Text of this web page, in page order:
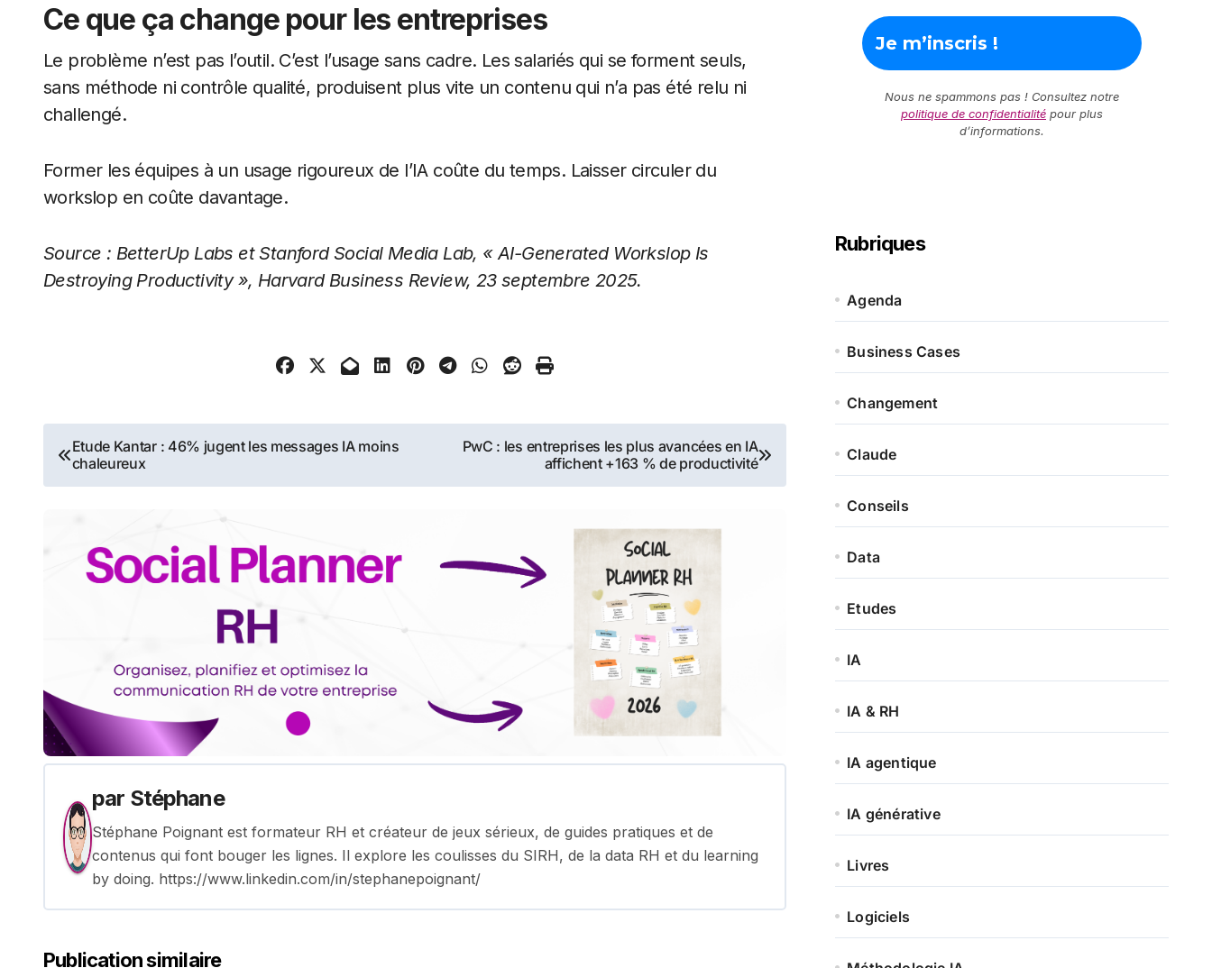
Ce que ça change pour les entreprises
Le problème n’est pas l’outil. C’est l’usage sans cadre. Les salariés qui se forment seuls,
sans méthode ni contrôle qualité, produisent plus vite un contenu qui n’a pas été relu ni
challengé.
Former les équipes à un usage rigoureux de l’IA coûte du temps. Laisser circuler du
workslop en coûte davantage.
Source : BetterUp Labs et Stanford Social Media Lab, « AI-Generated Workslop Is
Destroying Productivity », Harvard Business Review, 23 septembre 2025.
Navigation
de
Etude Kantar : 46% jugent les messages IA moins
chaleureux
PwC : les entreprises les plus avancées en IA
affichent +163 % de productivité
par Stéphane
Stéphane Poignant est formateur RH et créateur de jeux sérieux, de guides pratiques et de
contenus qui font bouger les lignes. Il explore les coulisses du SIRH, de la data RH et du learning
by doing. https://www.linkedin.com/in/stephanepoignant/
Publication similaire
Nous ne spammons pas ! Consultez notre
politique de confidentialité pour plus
d’informations.
Rubriques
Agenda
Business Cases
Changement
Claude
Conseils
Data
Etudes
IA
IA & RH
IA agentique
IA générative
Livres
Logiciels